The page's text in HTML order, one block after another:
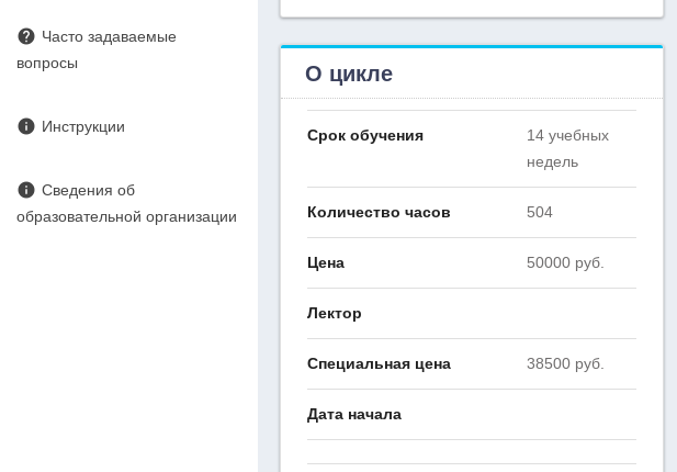
help Часто задаваемые
вопросы
info Инструкции
info Сведения об
образовательной организации
О цикле
Срок обучения
14 учебных
недель
Количество часов 504
Цена 50000 руб.
Лектор
Специальная цена 38500 руб.
Дата начала